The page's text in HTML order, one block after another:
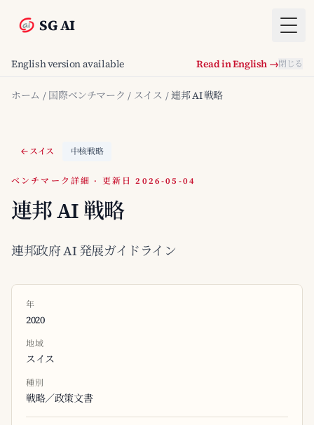
SG AI
English version available Read in English →閉じる
ホーム / 国際ベンチマーク / スイス / 連邦 AI 戦略
スイス 中核戦略
ベンチマーク詳細 · 更新日 2026-05-04
連邦 AI 戦略
連邦政府 AI 発展ガイドライン
年
2020
地域
スイス
種別
戦略／政策文書